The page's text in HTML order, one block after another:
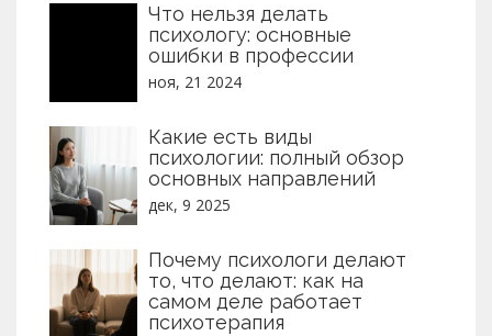
Что нельзя делать
психологу: основные
ошибки в профессии
ноя, 21 2024
Какие есть виды
психологии: полный обзор
основных направлений
дек, 9 2025
Почему психологи делают
то, что делают: как на
самом деле работает
психотерапия